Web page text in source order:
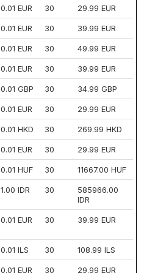
0.01 EUR 30 29.99 EUR
0.01 EUR 30 39.99 EUR
0.01 EUR 30 49.99 EUR
0.01 EUR 30 39.99 EUR
0.01 GBP 30 34.99 GBP
0.01 EUR 30 29.99 EUR
0.01 HKD 30 269.99 HKD
0.01 EUR 30 29.99 EUR
0.01 HUF 30 11667.00 HUF
1.00 IDR 30
585966.00
IDR
0.01 EUR 30 39.99 EUR
0.01 ILS 30 108.99 ILS
0.01 EUR 30 29.99 EUR